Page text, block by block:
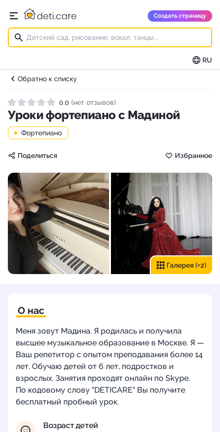
Открыть главное меню
deti.care Создать страницу
RU
Обратно к списку
Рейтинг 0.0 из 5
0.0 (нет отзывов)
Уроки фортепиано с Мадиной
Фортепиано
Поделиться Избранное
Галерея (+2)
О нас
Меня зовут Мадина. Я родилась и получила
высшее музыкальное образование в Москве. Я —
Ваш репетитор с опытом преподавания более 14
лет. Обучаю детей от 6 лет, подростков и
взрослых. Занятия проходят онлайн по Skype.
По кодовому слову "DETICARE" Вы получите
бесплатный пробный урок.
Возраст детей